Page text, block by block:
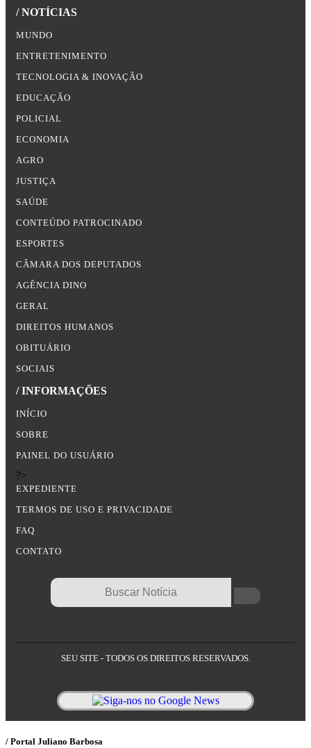
/ NOTÍCIAS
MUNDO
ENTRETENIMENTO
TECNOLOGIA & INOVAÇÃO
EDUCAÇÃO
POLICIAL
ECONOMIA
AGRO
JUSTIÇA
SAÚDE
CONTEÚDO PATROCINADO
ESPORTES
CÂMARA DOS DEPUTADOS
AGÊNCIA DINO
GERAL
DIREITOS HUMANOS
OBITUÁRIO
SOCIAIS
/ INFORMAÇÕES
INÍCIO
SOBRE
PAINEL DO USUÁRIO
?>
EXPEDIENTE
TERMOS DE USO E PRIVACIDADE
FAQ
CONTATO
SEU SITE - TODOS OS DIREITOS RESERVADOS.
/ Portal Juliano Barbosa